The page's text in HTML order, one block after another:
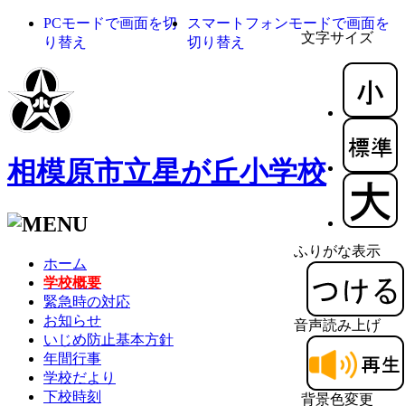
文字サイズ
ふりがな表示
音声読み上げ
背景色変更
PCモードで画面を切
り替え
スマートフォンモードで画面を
切り替え
相模原市立星が丘小学校
ホーム
学校概要
緊急時の対応
お知らせ
いじめ防止基本方針
年間行事
学校だより
下校時刻